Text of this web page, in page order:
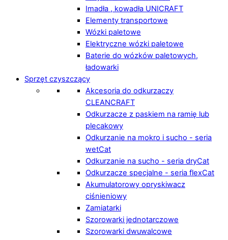
Imadła , kowadła UNICRAFT
Elementy transportowe
Wózki paletowe
Elektryczne wózki paletowe
Baterie do wózków paletowych,
ładowarki
Sprzęt czyszczący
Akcesoria do odkurzaczy
CLEANCRAFT
Odkurzacze z paskiem na ramię lub
plecakowy
Odkurzanie na mokro i sucho - seria
wetCat
Odkurzanie na sucho - seria dryCat
Odkurzacze specjalne - seria flexCat
Akumulatorowy opryskiwacz
ciśnieniowy
Zamiatarki
Szorowarki jednotarczowe
Szorowarki dwuwalcowe